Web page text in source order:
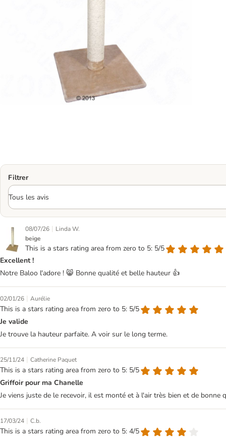
Filtrer
08/07/26 | Linda W.
beige
This is a stars rating area from zero to 5: 5/5
Excellent !
Notre Baloo l'adore ! 😸 Bonne qualité et belle hauteur 👍
02/01/26 | Aurélie
This is a stars rating area from zero to 5: 5/5
Je valide
Je trouve la hauteur parfaite. A voir sur le long terme.
25/11/24 | Catherine Paquet
This is a stars rating area from zero to 5: 5/5
Griffoir pour ma Chanelle
Je viens juste de le recevoir, il est monté et à l'air très bien et de
17/03/24 | C.b.
This is a stars rating area from zero to 5: 4/5